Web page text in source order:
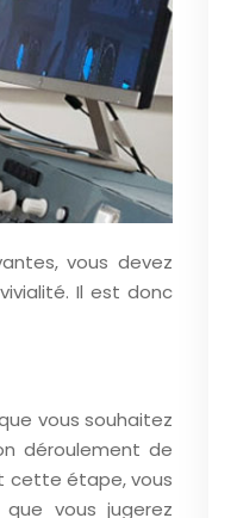
vous devez
Il est donc
vous souhaitez
déroulement de
cette étape, vous
vous jugerez